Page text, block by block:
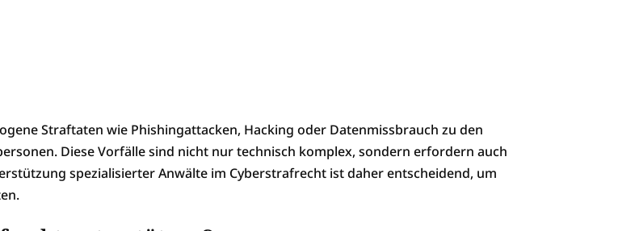
Straftaten wie Phishingattacken, Hacking oder Datenmissbrauch zu den
Diese Vorfälle sind nicht nur technisch komplex, sondern erfordern auch
spezialisierter Anwälte im Cyberstrafrecht ist daher entscheidend, um